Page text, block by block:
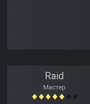
Raid
Мастер